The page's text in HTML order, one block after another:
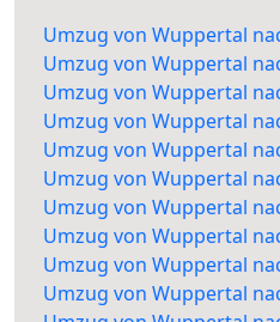
Umzug von Wuppertal
Umzug von Wuppertal
Umzug von Wuppertal
Umzug von Wuppertal
Umzug von Wuppertal
Umzug von Wuppertal
Umzug von Wuppertal
Umzug von Wuppertal
Umzug von Wuppertal
Umzug von Wuppertal